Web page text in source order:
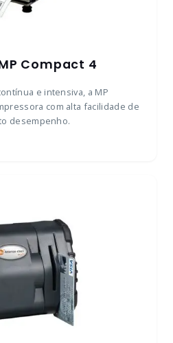
Compact 4
e intensiva, a MP
com alta facilidade de
desempenho.